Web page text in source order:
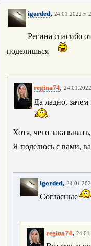
igorded, 24.01.2022 г.
Регина спасибо
поделишься
regina74,
Да ладно,
Хотя, чего
Я поделюсь с вами,
igorded,
Согласные
regina74,